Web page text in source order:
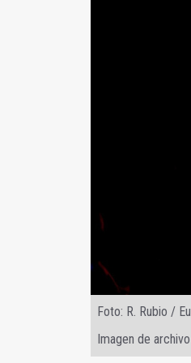
Foto: R. Rubio /
Imagen de